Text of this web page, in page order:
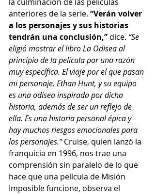
anteriores de la serie. “Verán volver
a los personajes y sus historias
tendrán una conclusión,” dice. “Se
eligió mostrar el libro La Odisea al
principio de la película por una razón
muy específica. El viaje por el que pasan
mi personaje, Ethan Hunt, y su equipo
es una odisea inspirada por dicha
historia, además de ser un reflejo de
ella. Es una historia personal épica y
hay muchos riesgos emocionales para
los personajes.” Cruise, quien lanzó la
franquicia en 1996, nos trae una
comprensión sin paralelo de lo que
hace que una película de Misión
Imposible funcione, observa el